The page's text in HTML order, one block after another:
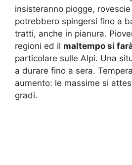
insisteranno piogge,
potrebbero spingersi fino a
tratti, anche in pianura.
regioni ed il maltempo si
particolare sulle Alpi. Una
a durare fino a sera.
aumento: le massime si
gradi.